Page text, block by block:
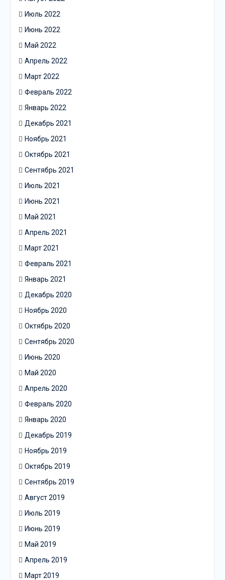
Июль 2022
Июнь 2022
Май 2022
Апрель 2022
Март 2022
Февраль 2022
Январь 2022
Декабрь 2021
Ноябрь 2021
Октябрь 2021
Сентябрь 2021
Июль 2021
Июнь 2021
Май 2021
Апрель 2021
Март 2021
Февраль 2021
Январь 2021
Декабрь 2020
Ноябрь 2020
Октябрь 2020
Сентябрь 2020
Июнь 2020
Май 2020
Апрель 2020
Февраль 2020
Январь 2020
Декабрь 2019
Ноябрь 2019
Октябрь 2019
Сентябрь 2019
Август 2019
Июль 2019
Июнь 2019
Май 2019
Апрель 2019
Март 2019